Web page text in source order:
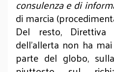
consulenza e di
di marcia
Del resto,
dell’allerta non ha
parte del globo,